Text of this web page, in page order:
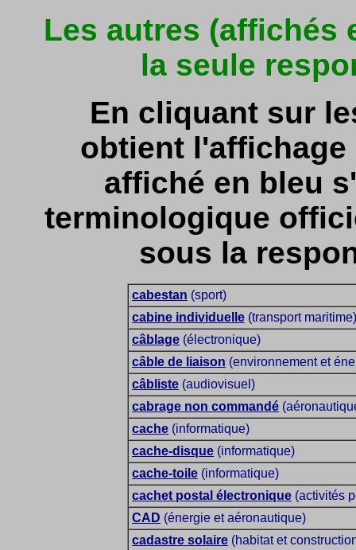
Les autres (affichés
la seule
En cliquant sur
obtient
affiché en bleu
terminologique
sous la
cabestan (sport)
cabine individuelle (transport maritime)
câblage (électronique)
câble de liaison (environnement et
câbliste (audiovisuel)
cabrage non commandé
cache (informatique)
cache-disque (informatique)
cache-toile (informatique)
cachet postal électronique (activités
CAD (énergie et aéronautique)
cadastre solaire (habitat et